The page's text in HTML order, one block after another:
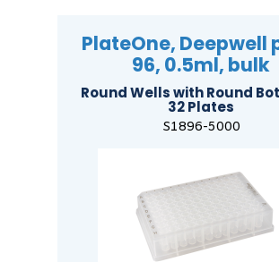
PlateOne, Deepwell
96, 0.5ml, bulk
Round Wells with Round
32 Plates
S1896-5000